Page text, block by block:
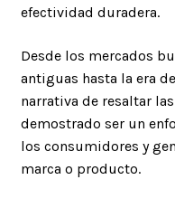
efectividad duradera.
Desde los mercados
antiguas hasta la era
narrativa de resaltar
demostrado ser un
los consumidores y
marca o producto.